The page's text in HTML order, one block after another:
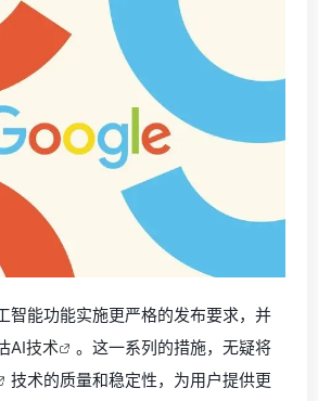
智能功能实施更严格的发布要求，并
AI技术
。这一系列的措施，无疑将
技术的质量和稳定性，为用户提供更